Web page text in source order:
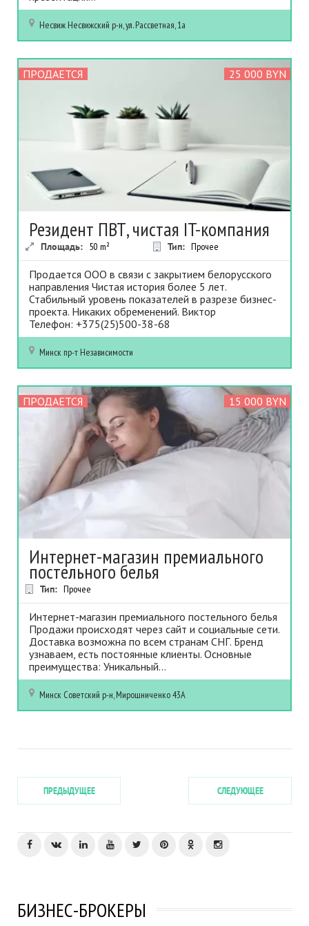
Несвиж Несвижский р-н, ул. Рассветная, 1а
ПРОДАЕТСЯ 25 000 BYN
Резидент ПВТ, чистая IT-компания
Площадь: 50 m² Тип: Прочее
Продается ООО в связи с закрытием белорусского
направления Чистая история более 5 лет.
Стабильный уровень показателей в разрезе бизнес-
проекта. Никаких обременений. Виктор
Телефон: +375(25)500-38-68
Минск пр-т Независимости
ПРОДАЕТСЯ 15 000 BYN
Интернет-магазин премиального
постельного белья
Тип: Прочее
Интернет-магазин премиального постельного белья
Продажи происходят через сайт и социальные сети.
Доставка возможна по всем странам СНГ. Бренд
узнаваем, есть постоянные клиенты. Основные
преимущества: Уникальный...
Минск Советский р-н, Мирошниченко 43А
ПРЕДЫДУЩЕЕ СЛЕДУЮЩЕЕ
БИЗНЕС-БРОКЕРЫ